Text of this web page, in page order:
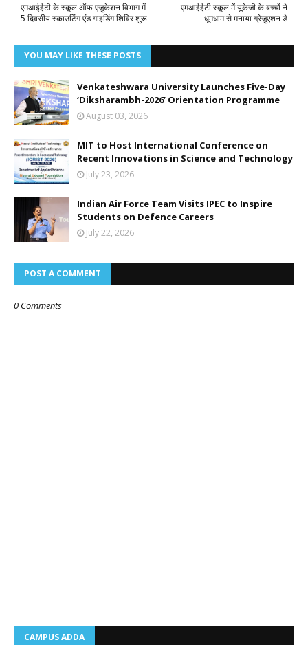
एमआईईटी स्कूल में यूकेजी के बच्चों ने
धूमधाम से मनाया ग्रेजुएशन डे
एमआईईटी के स्कूल ऑफ एजुकेशन विभाग में
5 दिवसीय स्काउटिंग एंड गाइडिंग शिविर शुरू
YOU MAY LIKE THESE POSTS
Venkateshwara University Launches Five-Day
‘Diksharambh-2026’ Orientation Programme
August 03, 2026
MIT to Host International Conference on
Recent Innovations in Science and Technology
July 23, 2026
Indian Air Force Team Visits IPEC to Inspire
Students on Defence Careers
July 22, 2026
POST A COMMENT
0 Comments
CAMPUS ADDA